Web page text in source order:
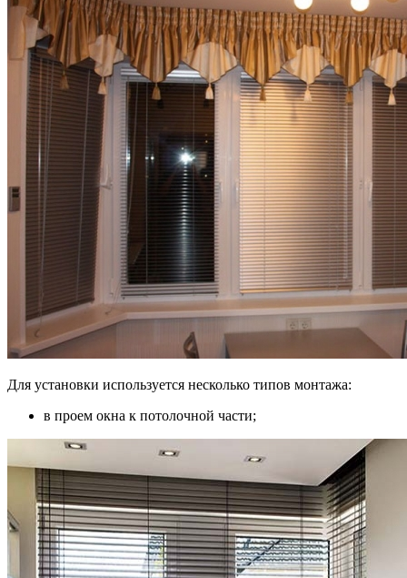
Для установки используется несколько типов монтажа:
в проем окна к потолочной части;